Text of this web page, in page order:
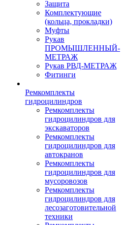
Защита
Комплектующие
(кольца, прокладки)
Муфты
Рукав
ПРОМЫШЛЕННЫЙ-
МЕТРАЖ
Рукав РВД-МЕТРАЖ
Фитинги
Ремкомплекты
гидроцилиндров
Ремкомплекты
гидроцилиндров для
экскаваторов
Ремкомплекты
гидроцилиндров для
автокранов
Ремкомплекты
гидроцилиндров для
мусоровозов
Ремкомплекты
гидроцилиндров для
лесозаготовительной
техники